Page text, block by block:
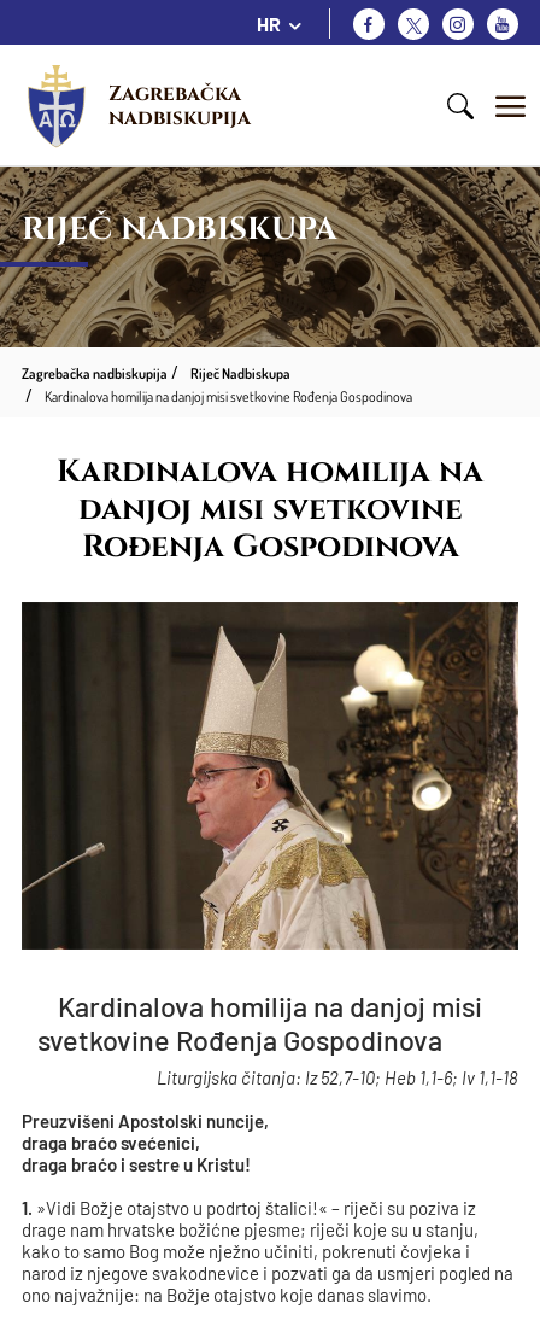
HR
Zagrebačka
nadbiskupija
RIJEČ NADBISKUPA
Zagrebačka nadbiskupija
Riječ Nadbiskupa
Kardinalova homilija na danjoj misi svetkovine Rođenja Gospodinova
Kardinalova homilija na
danjoj misi svetkovine
Rođenja Gospodinova
Kardinalova homilija na danjoj misi
svetkovine Rođenja Gospodinova
Liturgijska čitanja: Iz 52,7-10; Heb 1,1-6; Iv 1,1-18
Preuzvišeni Apostolski nuncije,
draga braćo svećenici,
draga braćo i sestre u Kristu!
1. »Vidi Božje otajstvo u podrtoj štalici!« – riječi su poziva iz
drage nam hrvatske božićne pjesme; riječi koje su u stanju,
kako to samo Bog može nježno učiniti, pokrenuti čovjeka i
narod iz njegove svakodnevice i pozvati ga da usmjeri pogled na
ono najvažnije: na Božje otajstvo koje danas slavimo.